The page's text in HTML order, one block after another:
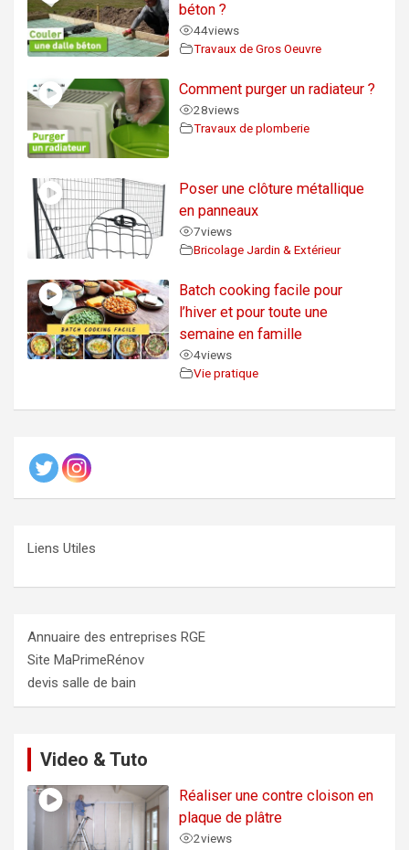
béton ?
44views
Travaux de Gros Oeuvre
Comment purger un radiateur ?
28views
Travaux de plomberie
Poser une clôture métallique
en panneaux
7views
Bricolage Jardin & Extérieur
Batch cooking facile pour
l’hiver et pour toute une
semaine en famille
4views
Vie pratique
Liens Utiles
Annuaire des entreprises RGE
Site MaPrimeRénov
devis salle de bain
Video & Tuto
Réaliser une contre cloison en
plaque de plâtre
2views